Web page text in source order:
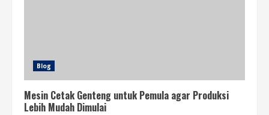
Blog
Mesin Cetak Genteng untuk Pemula agar Produksi
Lebih Mudah Dimulai